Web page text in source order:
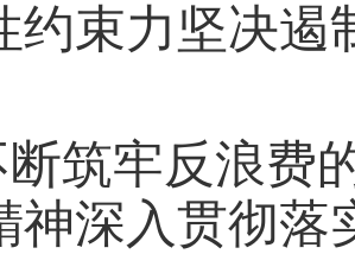
约束力坚决遏
筑牢反浪费
神深入贯彻落